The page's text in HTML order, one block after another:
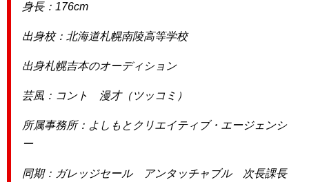
身長：176cm
出身校：北海道札幌南陵高等学校
出身札幌吉本のオーディション
芸風：コント 漫才（ツッコミ）
所属事務所：よしもとクリエイティブ・エージェンシ
ー
同期：ガレッジセール アンタッチャブル 次長課長